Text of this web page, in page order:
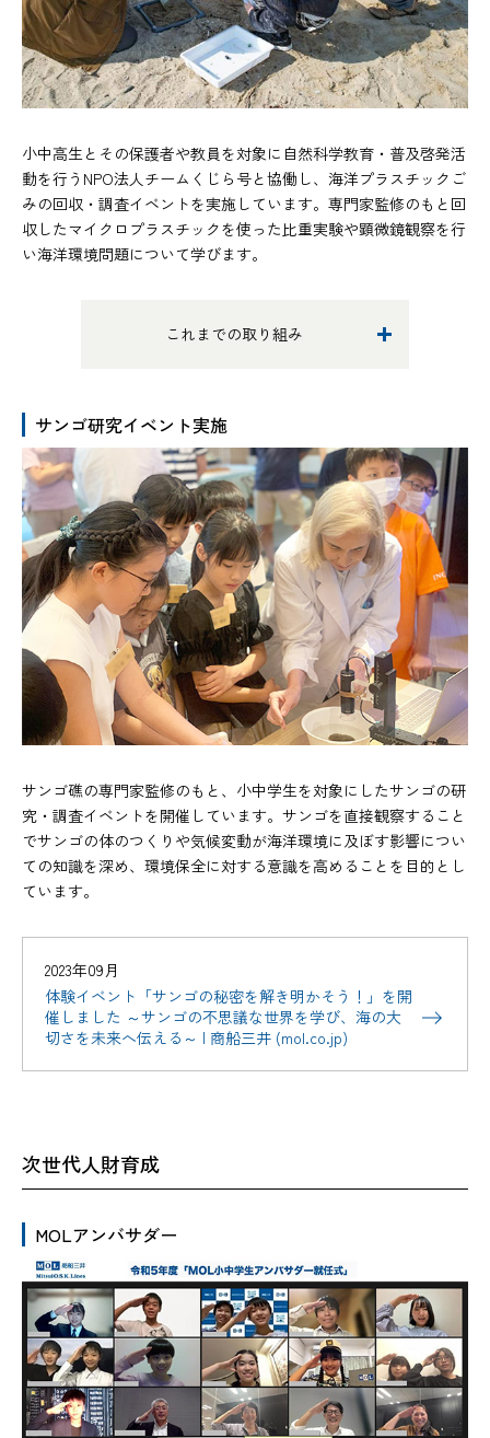
小中高生とその保護者や教員を対象に自然科学教育・普及啓発活
動を行うNPO法人チームくじら号と協働し、海洋プラスチックご
みの回収・調査イベントを実施しています。専門家監修のもと回
収したマイクロプラスチックを使った比重実験や顕微鏡観察を行
い海洋環境問題について学びます。
これまでの取り組み
サンゴ研究イベント実施
サンゴ礁の専門家監修のもと、小中学生を対象にしたサンゴの研
究・調査イベントを開催しています。サンゴを直接観察すること
でサンゴの体のつくりや気候変動が海洋環境に及ぼす影響につい
ての知識を深め、環境保全に対する意識を高めることを目的とし
ています。
2023年09月
体験イベント「サンゴの秘密を解き明かそう！」を開
催しました ～サンゴの不思議な世界を学び、海の大
切さを未来へ伝える～ | 商船三井 (mol.co.jp)
次世代人財育成
MOLアンバサダー